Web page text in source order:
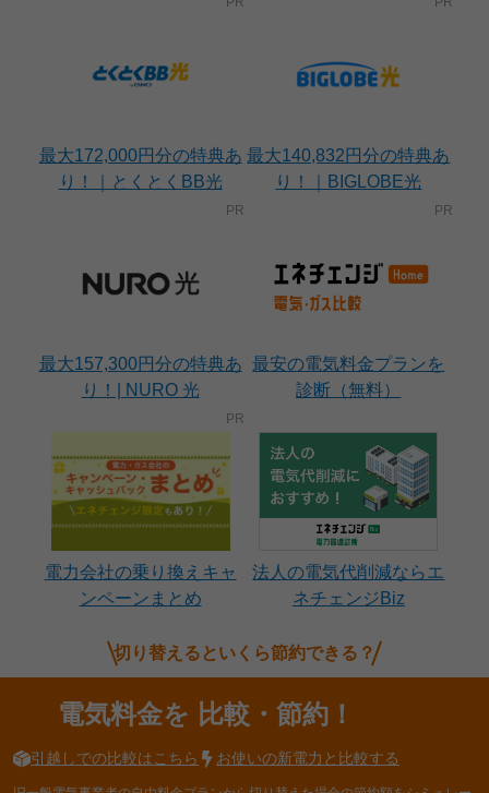
最大172,000円分の特典あ
り！｜とくとくBB光
最大140,832円分の特典あ
り！｜BIGLOBE光
最大157,300円分の特典あ
り！| NURO 光
最安の電気料金プランを
診断（無料）
電力会社の乗り換えキャ
ンペーンまとめ
法人の電気代削減ならエ
ネチェンジBiz
切り替えるといくら節約できる？
電気料金を 比較・節約！
引越しでの比較はこちら お使いの新電力と比較する